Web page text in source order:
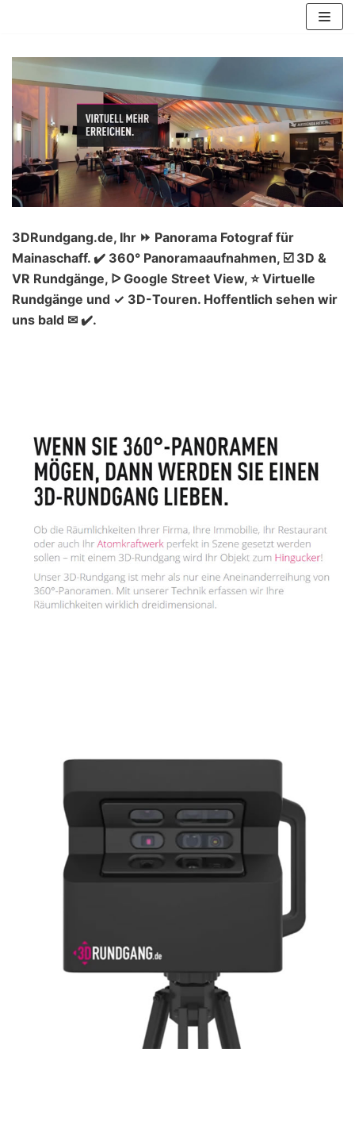
Inhalt
springen
3DRundgang.de, Ihr ⏩ Panorama Fotograf für
Mainaschaff. ✔️ 360° Panoramaaufnahmen, ☑️ 3D &
VR Rundgänge, ᐅ Google Street View, ⭐ Virtuelle
Rundgänge und ✓ 3D-Touren. Hoffentlich sehen wir
uns bald ✉ ✔️.